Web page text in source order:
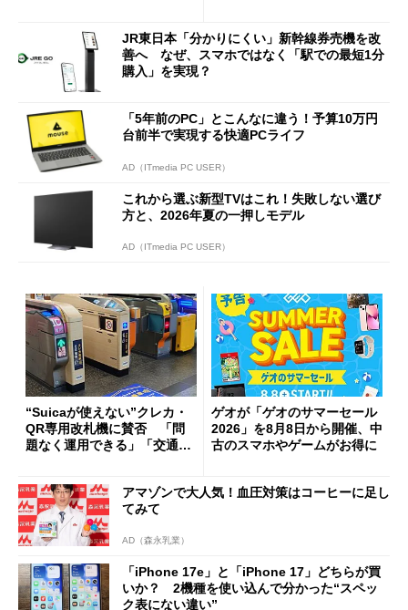
JR東日本「分かりにくい」新幹線券売機を改
善へ なぜ、スマホではなく「駅での最短1分
購入」を実現？
「5年前のPC」とこんなに違う！予算10万円
台前半で実現する快適PCライフ
AD（ITmedia PC USER）
これから選ぶ新型TVはこれ！失敗しない選び
方と、2026年夏の一押しモデル
AD（ITmedia PC USER）
“Suicaが使えない”クレカ・
QR専用改札機に賛否 「問
題なく運用できる」「交通系I
ゲオが「ゲオのサマーセール
2026」を8月8日から開催、中
古のスマホやゲームがお得に
アマゾンで大人気！血圧対策はコーヒーに足し
てみて
AD（森永乳業）
「iPhone 17e」と「iPhone 17」どちらが買
いか？ 2機種を使い込んで分かった“スペッ
ク表にない違い”